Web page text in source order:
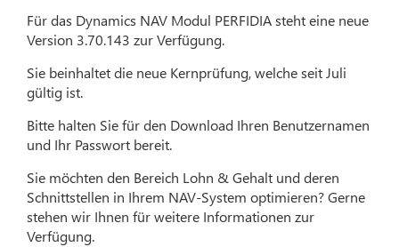
Für das Dynamics NAV Modul PERFIDIA steht eine neue
Version 3.70.143 zur Verfügung.
Sie beinhaltet die neue Kernprüfung, welche seit Juli
gültig ist.
Bitte halten Sie für den Download Ihren Benutzernamen
und Ihr Passwort bereit.
Sie möchten den Bereich Lohn & Gehalt und deren
Schnittstellen in Ihrem NAV-System optimieren? Gerne
stehen wir Ihnen für weitere Informationen zur
Verfügung.